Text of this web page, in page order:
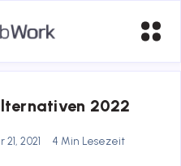
2022
2021 4 Min Lesezeit